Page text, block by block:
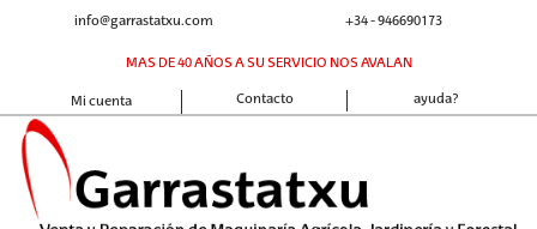
+34 - 946690173
info@garrastatxu.com
MAS DE 40 AÑOS A SU SERVICIO NOS AVALAN
ayuda?
Contacto
Mi cuenta